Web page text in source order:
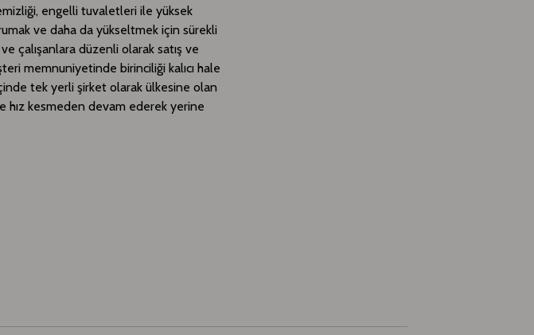
engelli tuvaletleri ile yüksek
ve daha da yükseltmek için sürekli
çalışanlara düzenli olarak satış ve
memnuniyetinde birinciliği kalıcı hale
tek yerli şirket olarak ülkesine olan
hız kesmeden devam ederek yerine